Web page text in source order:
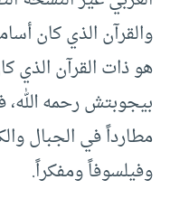
والقرآن الذي كان
هو ذات القرآن الذي
بيجوبتش رحمه الله،
مطارداً في الجبال
وفيلسوفاً ومفكراً.